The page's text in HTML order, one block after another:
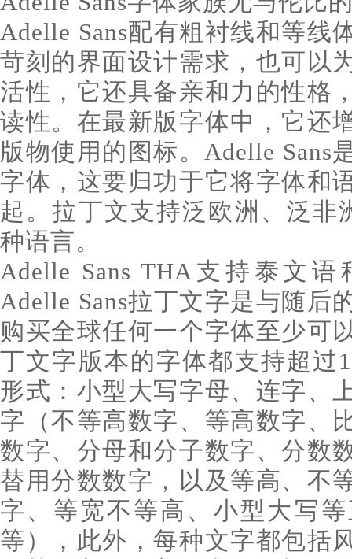
Adelle Sans配有粗衬线和等线
苛刻的界面设计需求，也可以
活性，它还具备亲和力的性格
读性。在最新版字体中，它还
版物使用的图标。Adelle Sans
字体，这要归功于它将字体和
起。拉丁文支持泛欧洲、泛非
种语言。
Adelle Sans THA支持泰文
Adelle Sans拉丁文字是与随后
购买全球任何一个字体至少可
丁文字版本的字体都支持超过
形式：小型大写字母、连字、
字（不等高数字、等高数字、
数字、分母和分子数字、分数
替用分数数字，以及等高、不
字、等宽不等高、小型大写
等），此外，每种文字都包括